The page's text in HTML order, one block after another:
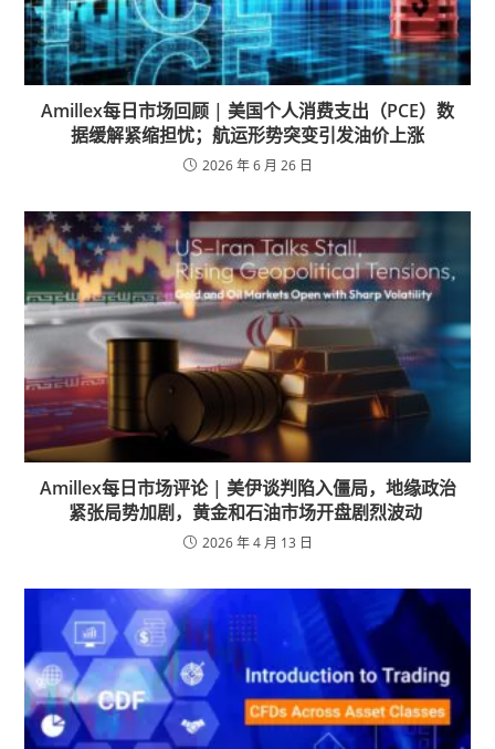
Amillex每日市场回顾 | 美国个人消费支出（PCE）数
据缓解紧缩担忧；航运形势突变引发油价上涨
2026 年 6 月 26 日
Amillex每日市场评论 | 美伊谈判陷入僵局，地缘政治
紧张局势加剧，黄金和石油市场开盘剧烈波动
2026 年 4 月 13 日